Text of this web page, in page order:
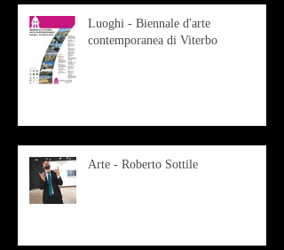
Luoghi - Biennale d'arte
contemporanea di Viterbo
Arte - Roberto Sottile